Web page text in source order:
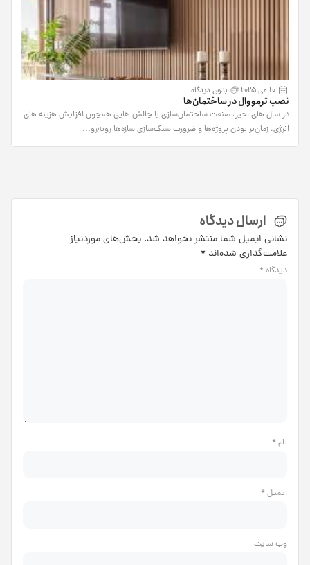
10 می 2025 بدون دیدگاه
نصب ترمووال در ساختمان‌ها
در سال ‌های اخیر، صنعت ساختمان‌سازی با چالش‌ هایی همچون افزایش هزینه‌ های
انرژی، زمان‌بر بودن پروژه‌ها و ضرورت سبک‌سازی سازه‌ها روبه‌رو...
ارسال دیدگاه
نشانی ایمیل شما منتشر نخواهد شد. بخش‌های موردنیاز
علامت‌گذاری شده‌اند *
دیدگاه *
نام *
ایمیل *
وب‌ سایت